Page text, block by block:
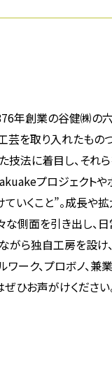
年創業の谷健㈱の
芸を取り入れたもの
た技法に着目し、そ
プロジェクト
いくこと”。成長や
側面を引き出し、
がら独自工房を設
ルワーク、プロボノ
ひお声がけください